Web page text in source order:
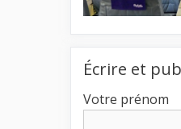
Écrire et
Votre prénom